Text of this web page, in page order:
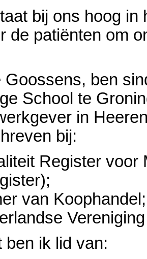
bij ons hoog in
de patiënten om
Goossens, ben
School te
in
bij:
Register
van Koophandel;
ben ik lid van: